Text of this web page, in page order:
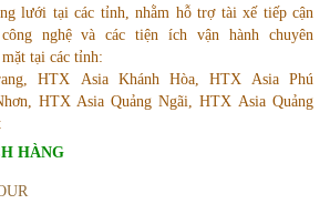
lưới tại các tỉnh, nhằm hỗ trợ tài xế tiếp cận
nghệ và các tiện ích vận hành chuyên
tại các tỉnh:
HTX Asia Khánh Hòa, HTX Asia Phú
HTX Asia Quảng Ngãi, HTX Asia Quảng
HÀNG